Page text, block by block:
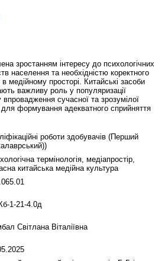
зростанням інтересу до психологічних
населення та необхідністю коректного
в медійному просторі. Китайські засоби
важливу роль у популяризації
сучасної та зрозумілої
для формування адекватного сприйняття
роботи здобувачів (Перший
термінологія, медіапростір,
китайська медійна культура
1-21-4.0д
Світлана Віталіївна